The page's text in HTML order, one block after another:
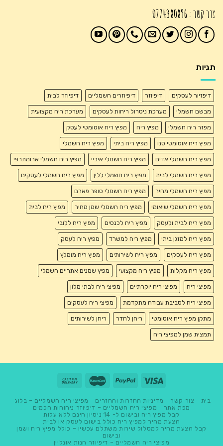
צור קשר : 0774380896
תגיות
דיפזיור לעסקים דיפיוזר דיפיוזרים חשמליים דיפיוזר לבית
מבשם חשמלי מערכת ניטרול ריחות לעסקים מערכת ריח מקצועית
מפזר ריח חשמלי מפיץ ריח מפיץ ריח אוטומטי לעסק
מפיץ ריח אוטומטי סנו מפיץ ריח ביתי מפיץ ריח חשמלי
מפיץ ריח חשמלי אדים מפיץ ריח חשמלי איביי מפיץ ריח חשמלי ארומתרפי
מפיץ ריח חשמלי לבית מפיץ ריח חשמלי ללין מפיץ ריח חשמלי לעסקים
מפיץ ריח חשמלי מחיר מפיץ ריח חשמלי סופר פארם
מפיץ ריח חשמלי שיאומי מפיץ ריח חשמלי שמן מחיר מפיץ ריח לבית
מפיץ ריח לבית ולעסק מפיץ ריח לכנסים מפיץ ריח ללובי
מפיץ ריח למזגן ביתי מפיץ ריח למשרד מפיץ ריח לעסק
מפיץ ריח לעסקים מפיץ ריח לשירותים מפיץ ריח מומלץ
מפיץ ריח מקלות מפיץ ריח מקצועי מפיץ שמנים אתריים חשמלי
מפיצי ריח מפיצי ריח יוקרתיים מפיצי ריח לבתי מלון
מפיצי ריח לסביבת עבודה מתקדמת מפיצי ריח לעסקים
מתקן מפיץ ריח אוטומטי ריחן לחדר ריחן לשירותים
תמצית שמן למפיצי ריח
בית צור קשר מדיניות החזרות והחזרים
מפיצי ריח חשמליים – בלוג
מפת אתר
מפיצי ריח חשמליים – דיפיוזר ניחוחות חכמים
קבל מפיץ ריח ובישום ל- 14 ניסיון חינם ללא עלות
הצעת מחיר למפיץ ריח כולל בישום לעסק או לבית
קבל הצעת מחיר למסלול שירות משתלם עכשיו – כולל מפיץ ריח ושמן
ובישום
מפיצי ריח חשמליים – דיפיוזר חנות אונליין